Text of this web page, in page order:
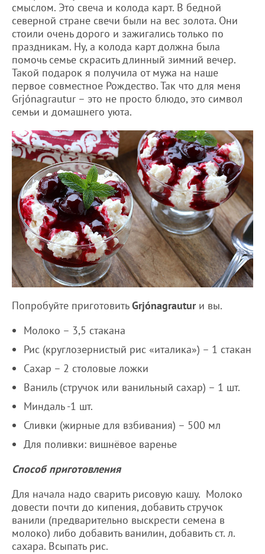
смыслом. Это свеча и колода карт. В бедной
северной стране свечи были на вес золота. Они
стоили очень дорого и зажигались только по
праздникам. Ну, а колода карт должна была
помочь семье скрасить длинный зимний вечер.
Такой подарок я получила от мужа на наше
первое совместное Рождество. Так что для меня
Grjónagrautur – это не просто блюдо, это символ
семьи и домашнего уюта.
Попробуйте приготовитьGrjónagrauturи вы.
Молоко – 3,5 стакана
Рис (круглозернистый рис «италика») – 1 стакан
Сахар – 2 столовые ложки
Ваниль (стручок или ванильный сахар) – 1 шт.
Миндаль -1 шт.
Сливки (жирные для взбивания) – 500 мл
Для поливки: вишнёвое варенье
Способ приготовления
Для начала надо сварить рисовую кашу. Молоко
довести почти до кипения, добавить стручок
ванили (предварительно выскрести семена в
молоко) либо добавить ванилин, добавить ст. л.
сахара. Всыпать рис.